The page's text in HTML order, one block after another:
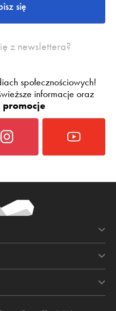
się
z newslettera?
społecznościowych!
informacje oraz